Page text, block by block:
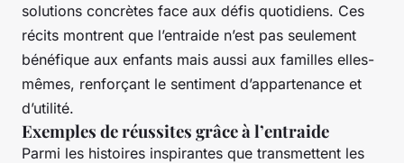
solutions concrètes face aux défis quotidiens. Ces
récits montrent que l’entraide n’est pas seulement
bénéfique aux enfants mais aussi aux familles elles-
mêmes, renforçant le sentiment d’appartenance et
d’utilité.
Exemples de réussites grâce à l’entraide
Parmi les histoires inspirantes que transmettent les